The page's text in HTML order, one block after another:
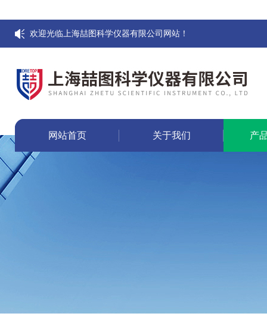
欢迎光临上海喆图科学仪器有限公司网站！
网站首页 关于我们 产